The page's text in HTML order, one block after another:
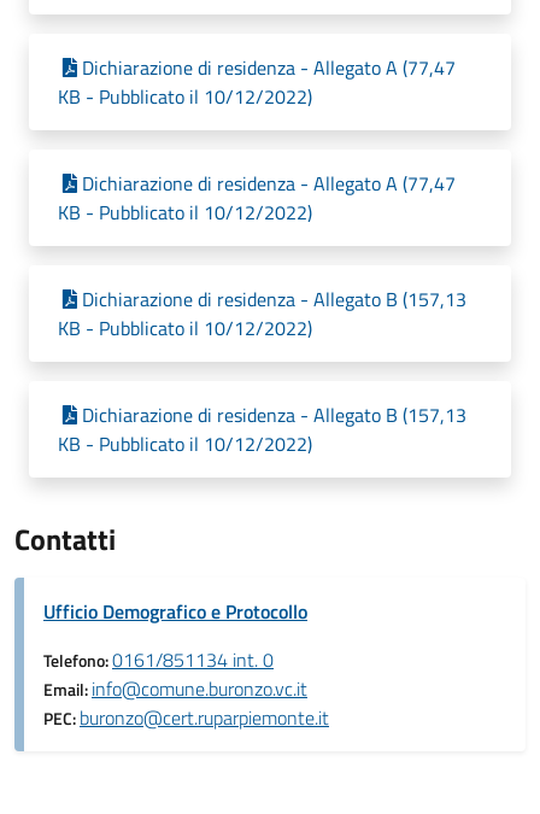
Dichiarazione di residenza - Allegato A (77,47
KB - Pubblicato il 10/12/2022)
Dichiarazione di residenza - Allegato A (77,47
KB - Pubblicato il 10/12/2022)
Dichiarazione di residenza - Allegato B (157,13
KB - Pubblicato il 10/12/2022)
Dichiarazione di residenza - Allegato B (157,13
KB - Pubblicato il 10/12/2022)
Contatti
Ufficio Demografico e Protocollo
Telefono:0161/851134 int. 0
Email:info@comune.buronzo.vc.it
PEC:buronzo@cert.ruparpiemonte.it